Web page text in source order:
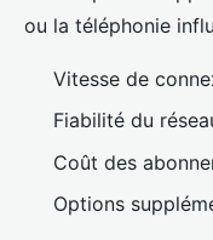
ou la téléphonie
Vitesse de
Fiabilité du
Coût des
Options